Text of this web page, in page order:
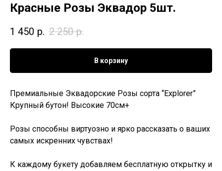
Красные Розы Эквадор 5шт.
1 450 р. 2 250 р.
В корзину
Премиальные Эквадорские Розы сорта “Explorer”
Крупный бутон! Высокие 70см+
Розы способны виртуозно и ярко рассказать о ваших
самых искренних чувствах!
К каждому букету добавляем бесплатную открытку и